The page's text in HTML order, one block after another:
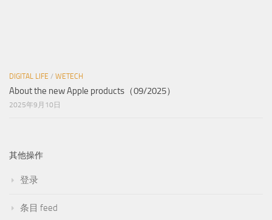
条目 feed
评论 feed